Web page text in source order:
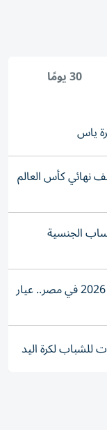
30 يومًا
ياس
نهائي كأس العالم
الجنسية
أسعار الذهب اليوم الجمعة 7 أغسطس 2026 في مصر.. عيار
للشباب لكرة اليد